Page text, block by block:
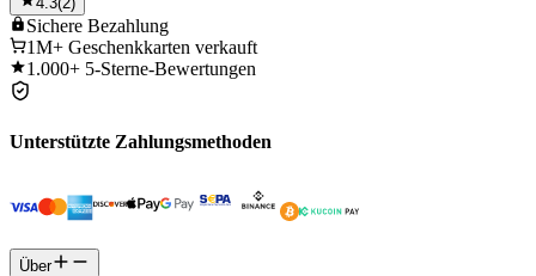
Sichere Bezahlung
1M+ Geschenkkarten verkauft
1.000+ 5-Sterne-Bewertungen
Unterstützte Zahlungsmethoden
Über